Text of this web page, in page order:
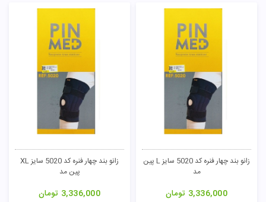
زانو بند چهار فنره کد 5020 سایز L پین
مد
3,336,000 تومان
زانو بند چهار فنره کد 5020 سایز XL
پین مد
3,336,000 تومان